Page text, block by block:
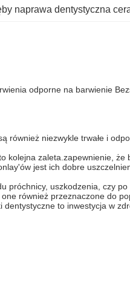
naprawa dentystyczna
odporne na barwienie
również niezwykle trwałe i
kolejna zaleta.zapewnienie,
jest ich dobre
uszkodzenia, czy
również przeznaczone do
dentystyczne to inwestycja w